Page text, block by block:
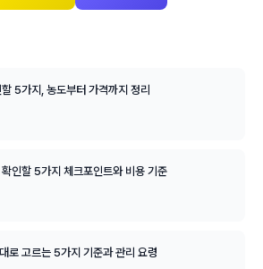
5가지, 농도부터 가격까지 정리
인할 5가지 체크포인트와 비용 기준
로 고르는 5가지 기준과 관리 요령